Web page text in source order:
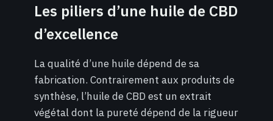
Les piliers d’une huile de CBD
d’excellence
La qualité d’une huile dépend de sa
fabrication. Contrairement aux produits de
synthèse, l’huile de CBD est un extrait
végétal dont la pureté dépend de la rigueur